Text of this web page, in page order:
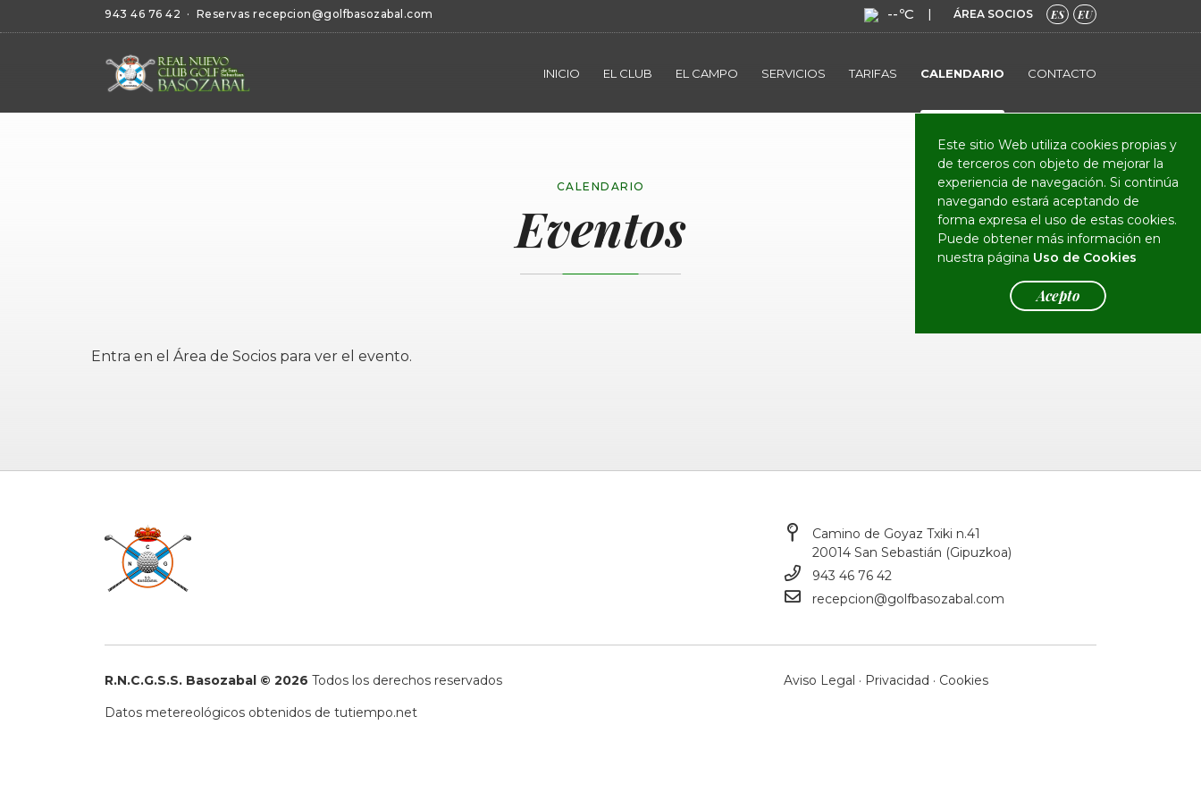
943 46 76 42 · Reservas recepcion@golfbasozabal.com --ºC ÁREA SOCIOS ES EU
INICIO EL CLUB EL CAMPO SERVICIOS TARIFAS CALENDARIO CONTACTO
Este sitio Web utiliza cookies propias y
de terceros con objeto de mejorar la
experiencia de navegación. Si continúa
navegando estará aceptando de
forma expresa el uso de estas cookies.
Puede obtener más información en
nuestra página Uso de Cookies
Acepto
CALENDARIO
Eventos
Entra en el Área de Socios para ver el evento.
Camino de Goyaz Txiki n.41
20014 San Sebastián (Gipuzkoa)
943 46 76 42
recepcion@golfbasozabal.com
R.N.C.G.S.S. Basozabal © 2026 Todos los derechos reservados Aviso Legal · Privacidad · Cookies
Datos metereológicos obtenidos de tutiempo.net